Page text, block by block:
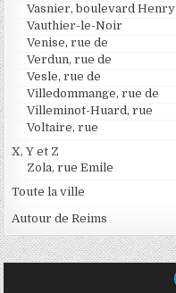
Vasnier, boulevard Henry
Vauthier-le-Noir
Venise, rue de
Verdun, rue de
Vesle, rue de
Villedommange, rue de
Villeminot-Huard, rue
Voltaire, rue
X, Y et Z
Zola, rue Emile
Toute la ville
Autour de Reims